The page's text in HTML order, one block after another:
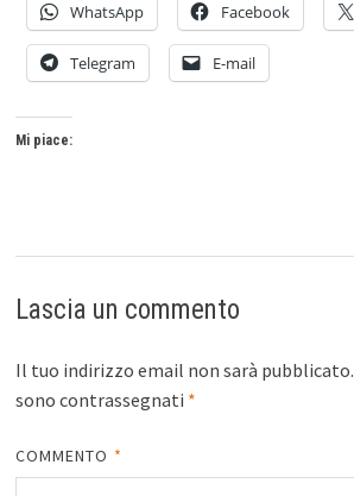
WhatsApp Facebook
Telegram E-mail
Mi piace:
Lascia un commento
Il tuo indirizzo email non sarà pubblicato.
sono contrassegnati *
COMMENTO *